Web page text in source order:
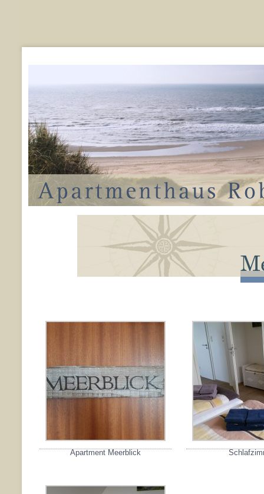
Apartment Meerblick